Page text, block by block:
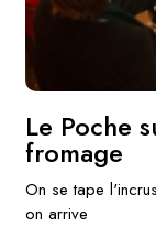
Le Poche
fromage
On se tape
on arrive